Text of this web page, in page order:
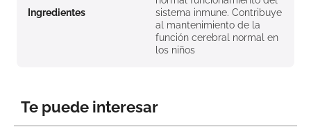
Ingredientes
sistema inmune. Contribuye
al mantenimiento de la
función cerebral normal en
los niños
Te puede interesar